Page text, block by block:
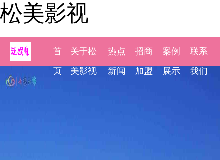
松美影视
首
页
关于松
美影视
热点
新闻
招商
加盟
案例
展示
联系
我们